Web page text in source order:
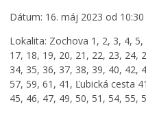
Rodina, život, bývanie
Školstvo
Stavby, prenájmy a
Zamestnanie v
Životné prostredie a
Dátum: 16. máj 2023 od
Lokalita: Zochova 1, 2, 3, 4,
17, 18, 19, 20, 21, 22, 23, 24,
34, 35, 36, 37, 38, 39, 40, 42,
57, 59, 61, 41, Ľubická cesta
45, 46, 47, 49, 50, 51, 54, 55,